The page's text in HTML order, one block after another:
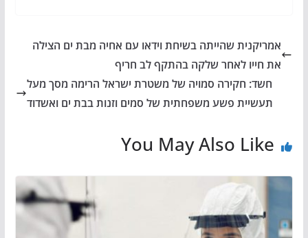
אמריקנית שהייתה בשיחת וידאו עם אחיה מבת ים הצילה
את חייו לאחר שלקה בהתקף לב חריף
חשד: חקירה סמויה של משטרת ישראל הרימה מסך מעל
תעשיית פשע משפחתית של סמים וזנות בבת ים ואשדוד
You May Also Like